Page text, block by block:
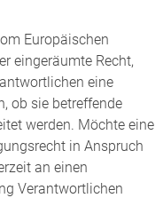
Europäischen
eingeräumte Recht,
eine
ob sie betreffende
werden. Möchte eine
in Anspruch
an einen
Verantwortlichen